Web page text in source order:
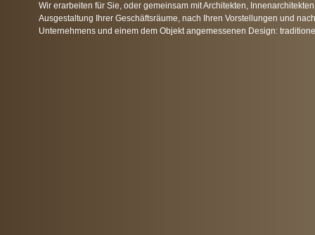
Wir erarbeiten für Sie, oder gemeinsam mit Architekten,
Ausgestaltung Ihrer Geschäftsräume, nach Ihren Vorstellungen und
Unternehmens und einem dem Objekt angemessenen Design: